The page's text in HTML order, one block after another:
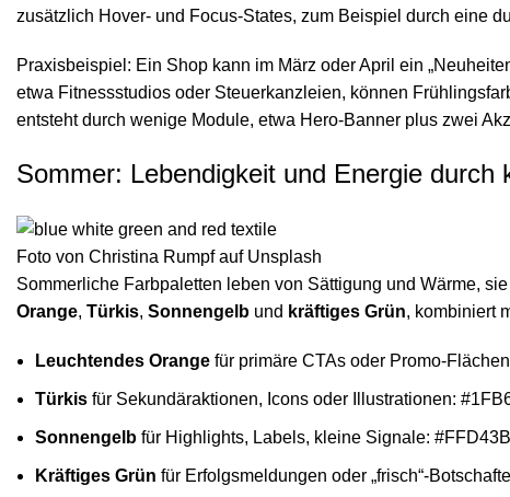
zusätzlich Hover- und Focus-States, zum Beispiel durch eine
Praxisbeispiel: Ein Shop kann im März oder April ein
etwa Fitnessstudios oder Steuerkanzleien, können
entsteht durch wenige Module, etwa Hero-Banner plus zwei
Sommer: Lebendigkeit und Energie
Foto von Christina Rumpfauf Unsplash
Sommerliche Farbpaletten leben von Sättigung und Wärme,
Orange, Türkis, Sonnengelb und kräftiges Grün, kombiniert
Leuchtendes Orange für primäre CTAs oder Promo-
Türkis für Sekundäraktionen, Icons oder Illustrationen:
Sonnengelb für Highlights, Labels, kleine Signale: #FFD43B
Kräftiges Grün für Erfolgsmeldungen oder „frisch“-